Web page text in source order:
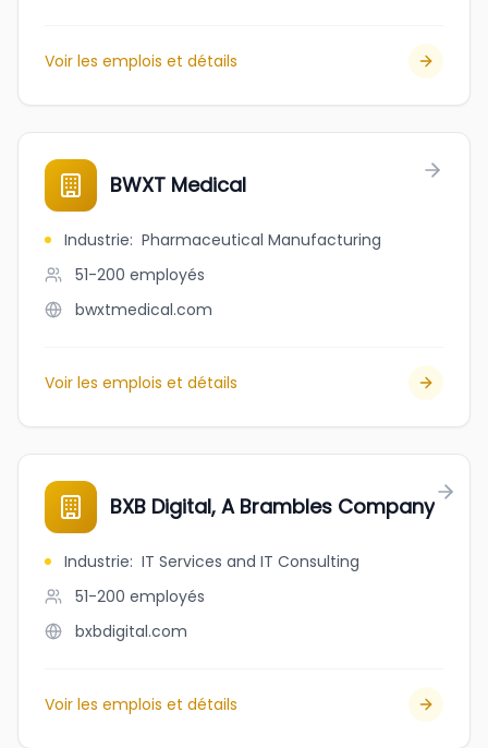
Voir les emplois et détails
BWXT Medical
Industrie: Pharmaceutical Manufacturing
51-200 employés
bwxtmedical.com
Voir les emplois et détails
BXB Digital, A Brambles Company
Industrie: IT Services and IT Consulting
51-200 employés
bxbdigital.com
Voir les emplois et détails